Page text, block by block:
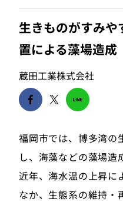
生きものがすみ
置による藻場造成
蔵田工業株式会社
福岡市では、博多湾の
し、海藻などの藻場造
近年、海水温の上昇に
なか、生態系の維持・